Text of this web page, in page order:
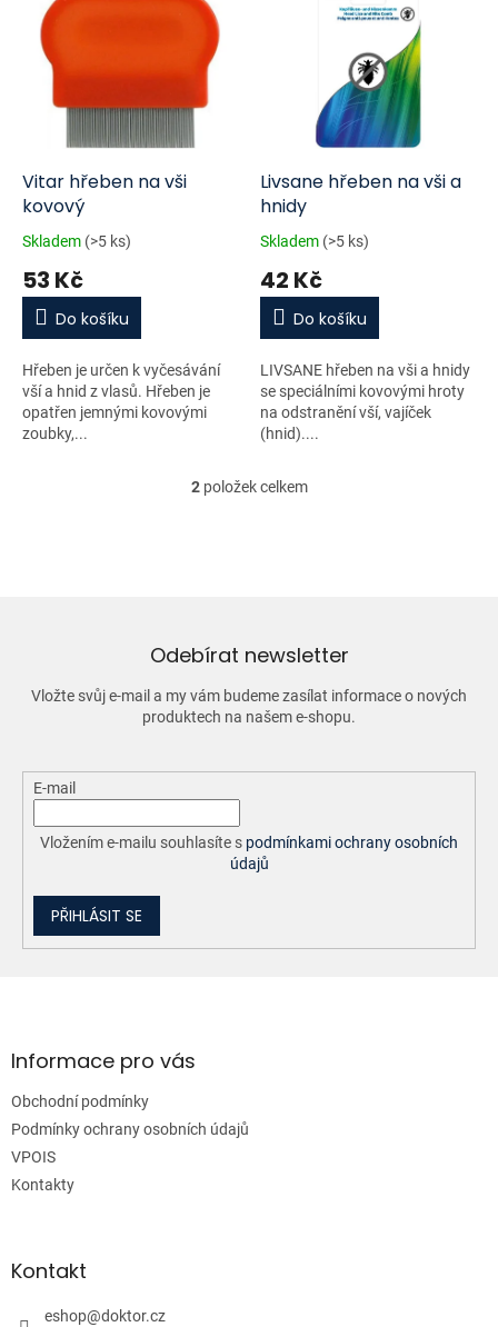
dVitar hřeben na vši
kovový
Skladem (>5 ks)
53 Kč
Do košíku
Hřeben je určen k vyčesávání
vší a hnid z vlasů. Hřeben je
opatřen jemnými kovovými
zoubky,...
Livsane hřeben na vši a
hnidy
Skladem (>5 ks)
42 Kč
Do košíku
LIVSANE hřeben na vši a hnidy
se speciálními kovovými hroty
na odstranění vší, vajíček
(hnid)....
O
í
p
r
v
k
v
i
s
u
2položek celkem
Odebírat newsletter
Vložte svůj e-mail a my vám budeme zasílat informace o nových
produktech na našem e-shopu.
E-mail
Vložením e-mailu souhlasíte s podmínkami ochrany osobních
údajů
PŘIHLÁSIT SE
aInformace pro vás
Obchodní podmínky
Podmínky ochrany osobních údajů
VPOIS
Kontakty
Kontakt
eshop@doktor.cz